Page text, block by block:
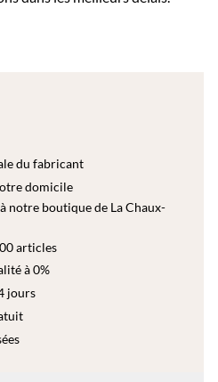
du fabricant
domicile
notre boutique de La Chaux-
articles
à 0%
jours